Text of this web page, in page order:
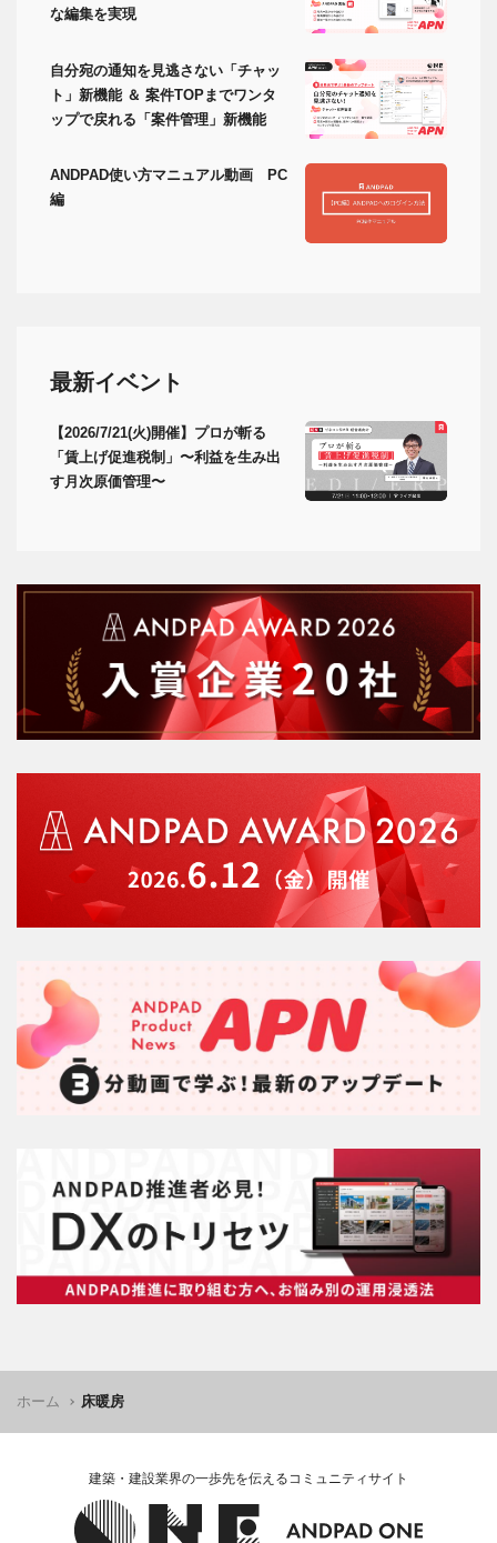
な編集を実現
自分宛の通知を見逃さない「チャッ
ト」新機能 ＆ 案件TOPまでワンタ
ップで戻れる「案件管理」新機能
ANDPAD使い方マニュアル動画 PC
編
最新イベント
【2026/7/21(火)開催】プロが斬る
「賃上げ促進税制」〜利益を生み出
す月次原価管理〜
ホーム 床暖房
建築・建設業界の一歩先を伝えるコミュニティサイト